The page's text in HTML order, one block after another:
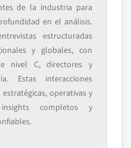
de la industria para
en el análisis.
estructuradas
y globales, con
nivel C, directores y
Estas interacciones
operativas y
completos y